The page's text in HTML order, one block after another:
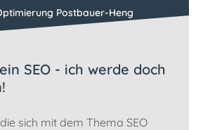
Postbauer-Heng
SEO - ich werde doch
sich mit dem Thema SEO